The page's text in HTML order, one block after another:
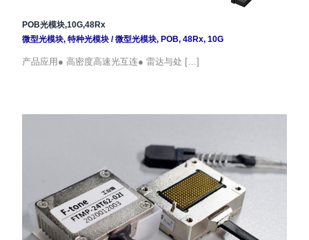
POB光模块,10G,48Rx
微型光模块, 特种光模块/微型光模块, POB, 48Rx, 10G
产品应用● 高密度高速光互连● 雷达与处 […]